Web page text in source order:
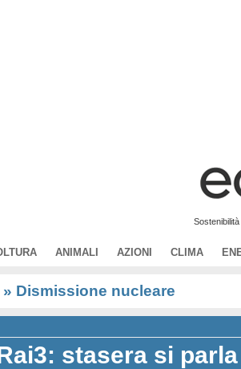
ANIMALI AZIONI CLIMA
» Dismissione nucleare
stasera si